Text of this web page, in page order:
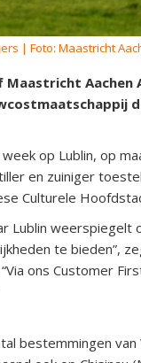
| Foto: Maastricht
Aachen
op Lublin, op
en zuiniger
Culturele
Lublin
te bieden”,
ons Customer
bestemmingen